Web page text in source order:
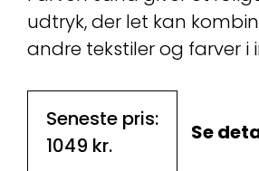
udtryk, der let kan
andre tekstiler og farver i
Seneste pris:
1049 kr.
Se